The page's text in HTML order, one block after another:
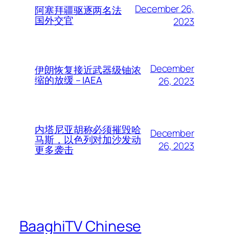
阿塞拜疆驱逐两名法
国外交官
December 26,
2023
伊朗恢复接近武器级铀浓
缩的放缓 – IAEA
December
26, 2023
内塔尼亚胡称必须摧毁哈
马斯，以色列对加沙发动
更多袭击
December
26, 2023
BaaghiTV Chinese